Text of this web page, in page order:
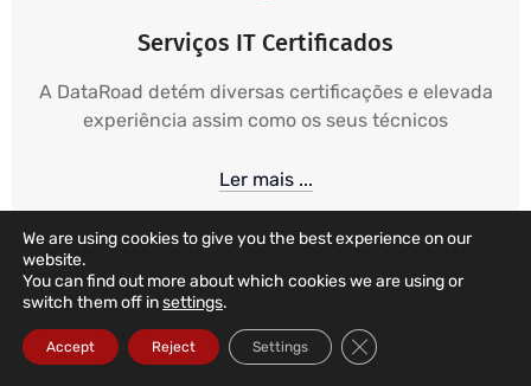
Serviços IT Certificados
A DataRoad detém diversas certificações e elevada
experiência assim como os seus técnicos
Ler mais ...
We are using cookies to give you the best experience on our
website.
You can find out more about which cookies we are using or
switch them off insettings.
Accept Reject Settings Close GDPR Cookie